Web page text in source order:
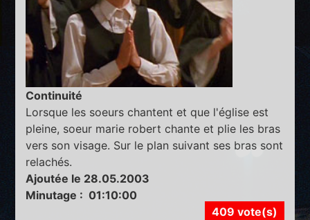
Continuité
Lorsque les soeurs chantent et que l'église est
pleine, soeur marie robert chante et plie les bras
vers son visage. Sur le plan suivant ses bras sont
relachés.
Ajoutée le 28.05.2003
Minutage : 01:10:00
409 vote(s)